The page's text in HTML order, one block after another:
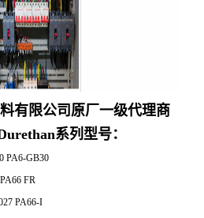
有限公司原厂一级代理商
系列型号：
PA6-GB30
FR
PA66-I